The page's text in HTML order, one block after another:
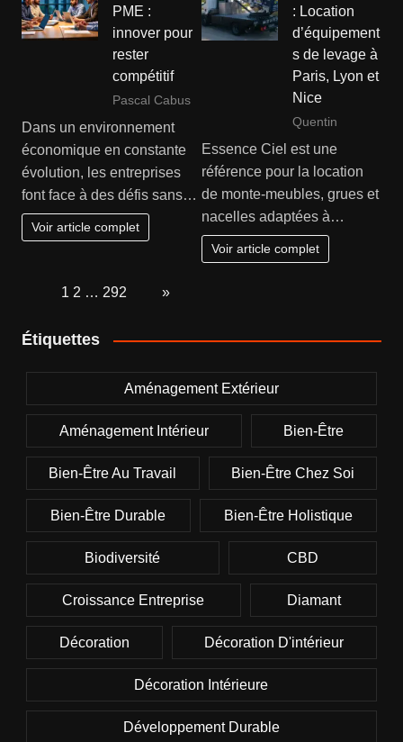
PME :
innover pour
rester
compétitif
Pascal Cabus
Dans un environnement
économique en constante
évolution, les entreprises
font face à des défis sans…
Voir article complet
: Location
d’équipement
s de levage à
Paris, Lyon et
Nice
Quentin
Essence Ciel est une
référence pour la location
de monte-meubles, grues et
nacelles adaptées à…
Voir article complet
1 2 … 292 »
Étiquettes
Aménagement Extérieur
Aménagement Intérieur Bien-Être
Bien-Être Au Travail Bien-Être Chez Soi
Bien-Être Durable Bien-Être Holistique
Biodiversité CBD
Croissance Entreprise Diamant
Décoration Décoration D'intérieur
Décoration Intérieure
Développement Durable